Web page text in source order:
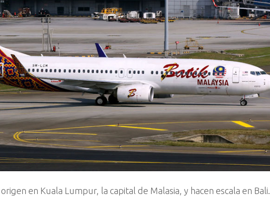
en Kuala Lumpur, la capital de Malasia, y hacen escala en Bali.